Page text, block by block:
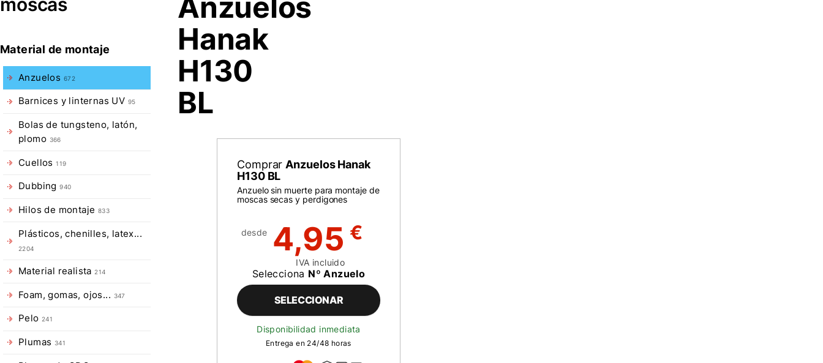
Hanak
H130
BL
Comprar Anzuelos Hanak
H130 BL
Anzuelo sin muerte para montaje de
moscas secas y perdigones
desde 4,95 €
IVA incluido
Selecciona Nº Anzuelo
SELECCIONAR
Disponibilidad inmediata
Entrega en 24/48 horas
moscas
Material de montaje
Anzuelos 672
Barnices y linternas UV 95
Bolas de tungsteno, latón,
plomo 366
Cuellos119
Dubbing940
Hilos de montaje 833
Plásticos, chenilles, latex...
2204
Material realista214
Foam, gomas, ojos... 347
Pelo241
Plumas 341